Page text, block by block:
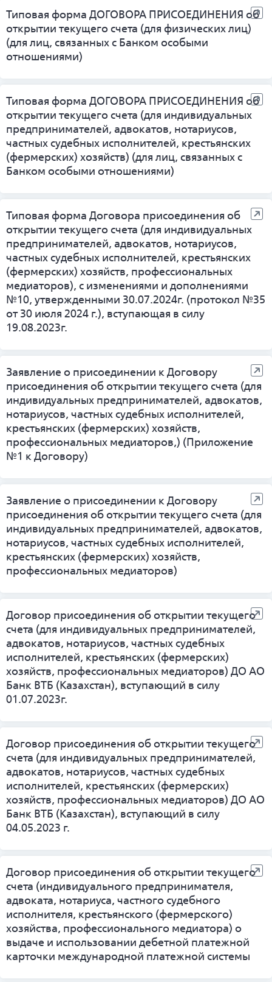
Типовая форма ДОГОВОРА ПРИСОЕДИНЕНИЯ об
открытии текущего счета (для физических лиц)
(для лиц, связанных с Банком особыми
отношениями)
Типовая форма ДОГОВОРА ПРИСОЕДИНЕНИЯ об
открытии текущего счета (для индивидуальных
предпринимателей, адвокатов, нотариусов,
частных судебных исполнителей, крестьянских
(фермерских) хозяйств) (для лиц, связанных с
Банком особыми отношениями)
Типовая форма Договора присоединения об
открытии текущего счета (для индивидуальных
предпринимателей, адвокатов, нотариусов,
частных судебных исполнителей, крестьянских
(фермерских) хозяйств, профессиональных
медиаторов), с изменениями и дополнениями
№10, утвержденными 30.07.2024г. (протокол №35
от 30 июля 2024 г.), вступающая в силу
19.08.2023г.
Заявление о присоединении к Договору
присоединения об открытии текущего счета (для
индивидуальных предпринимателей, адвокатов,
нотариусов, частных судебных исполнителей,
крестьянских (фермерских) хозяйств,
профессиональных медиаторов,) (Приложение
№1 к Договору)
Заявление о присоединении к Договору
присоединения об открытии текущего счета (для
индивидуальных предпринимателей, адвокатов,
нотариусов, частных судебных исполнителей,
крестьянских (фермерских) хозяйств,
профессиональных медиаторов)
Договор присоединения об открытии текущего
счета (для индивидуальных предпринимателей,
адвокатов, нотариусов, частных судебных
исполнителей, крестьянских (фермерских)
хозяйств, профессиональных медиаторов) ДО АО
Банк ВТБ (Казахстан), вступающий в силу
01.07.2023г.
Договор присоединения об открытии текущего
счета (для индивидуальных предпринимателей,
адвокатов, нотариусов, частных судебных
исполнителей, крестьянских (фермерских)
хозяйств, профессиональных медиаторов) ДО АО
Банк ВТБ (Казахстан), вступающий в силу
04.05.2023 г.
Договор присоединения об открытии текущего
счета (индивидуального предпринимателя,
адвоката, нотариуса, частного судебного
исполнителя, крестьянского (фермерского)
хозяйства, профессионального медиатора) о
выдаче и использовании дебетной платежной
карточки международной платежной системы